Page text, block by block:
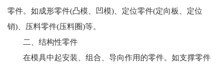
零件。如成形零件(凸模、凹模)、定位零件(定向板、定位
销)、压料零件(压料圈)等。
二、结构性零件
在模具中起安装、组合、导向作用的零件。如支撑零件